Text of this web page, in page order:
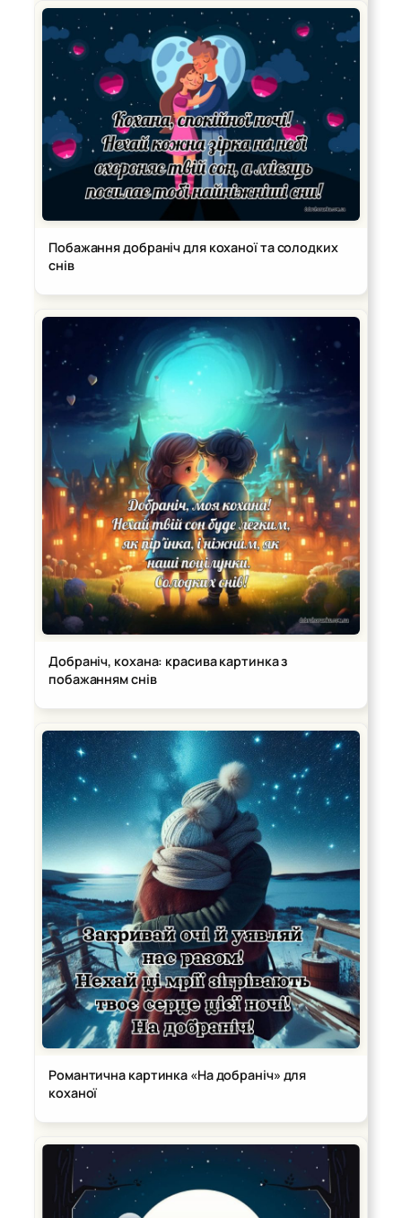
Побажання добраніч для коханої та солодких
снів
Добраніч, кохана: красива картинка з
побажанням снів
Романтична картинка «На добраніч» для
коханої